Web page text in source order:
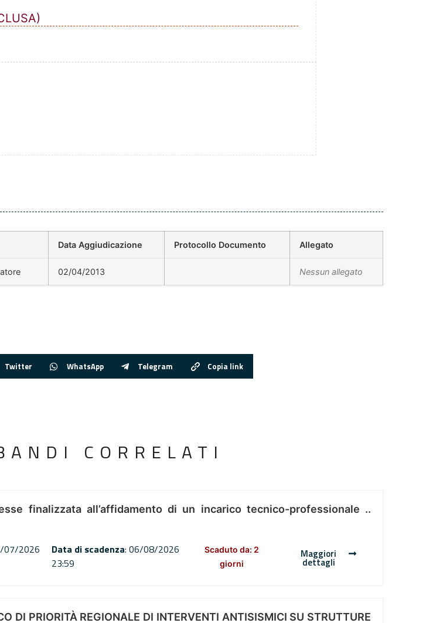
Data Aggiudicazione Protocollo Documento Allegato
02/04/2013 Nessun allegato
Twitter WhatsApp Telegram Copia link
CORRELATI
finalizzata all’affidamento di un incarico tecnico-professionale ..
07/2026
Data di scadenza: 06/08/2026
23:59
Scaduto da: 2
giorni
Maggiori
dettagli
DI PRIORITÀ REGIONALE DI INTERVENTI ANTISISMICI SU STRUTTURE